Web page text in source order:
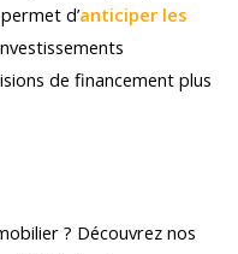
d’anticiper les
de financement plus
? Découvrez nos